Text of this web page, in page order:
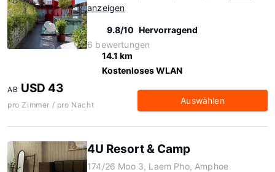
anzeigen
9.8/10 Hervorragend
6 bewertungen
14.1 km
Kostenloses WLAN
AB USD 43
pro Zimmer / pro Nacht Auswählen
4U Resort & Camp
174/26 Moo 3, Laem Pho, Amphoe